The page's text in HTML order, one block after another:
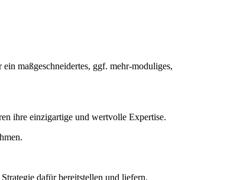
maßgeschneidertes, ggf. mehr-moduliges,
ihre einzigartige und wertvolle Expertise.
dafür bereitstellen und liefern.